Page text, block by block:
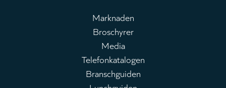
Leaderboard
Marknaden
Broschyrer
Media
Telefonkatalogen
Branschguiden